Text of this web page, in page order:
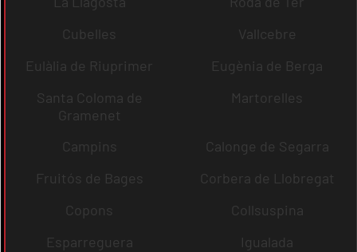
Cubelles
Vallcebre
Eulàlia de Riuprimer
Eugènia de Berga
Santa Coloma de
Gramenet
Martorelles
Campins
Calonge de Segarra
Fruitós de Bages
Corbera de Llobregat
Copons
Collsuspina
Esparreguera
Igualada